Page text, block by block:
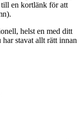
en kortlänk för att
helst en med ditt
stavat allt rätt innan